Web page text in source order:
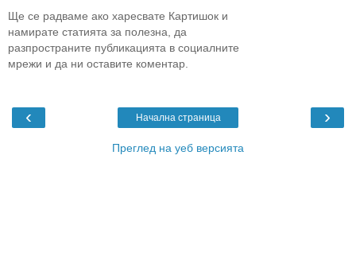
Ще се радваме ако харесвате Картишок и
намирате статията за полезна, да
разпространите публикацията в социалните
мрежи и да ни оставите коментар.
‹ ›
Начална страница
Преглед на уеб версията